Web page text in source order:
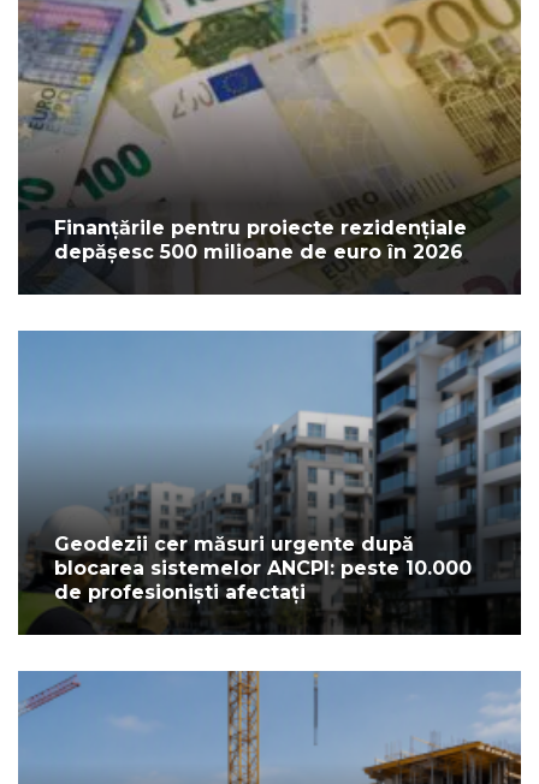
Finanțările pentru proiecte rezidențiale
depășesc 500 milioane de euro în 2026
Geodezii cer măsuri urgente după
blocarea sistemelor ANCPI: peste 10.000
de profesioniști afectați